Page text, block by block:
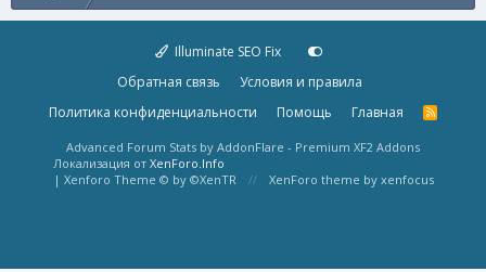
Illuminate SEO Fix
Обратная связь
Условия и правила
Политика конфиденциальности
Помощь Главная
R
S
Advanced Forum Stats by AddonFlare - Premium XF2 Addons
Локализация от XenForo.Info
| Xenforo Theme © by ©XenTR XenForo theme by xenfocus